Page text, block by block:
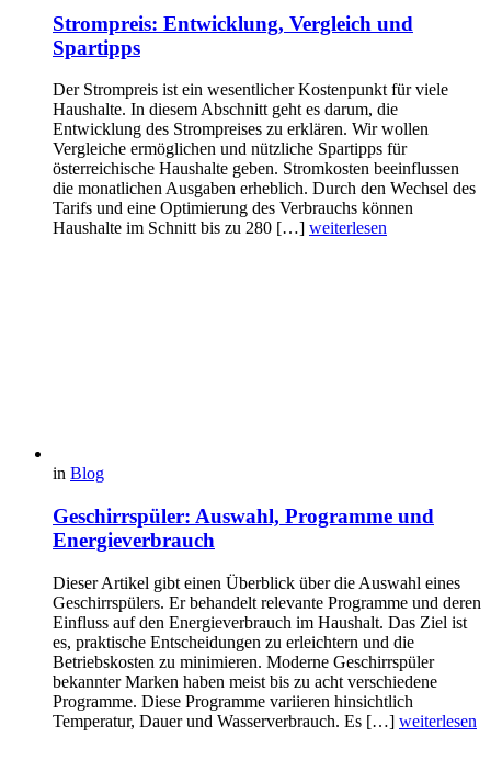
Strompreis: Entwicklung, Vergleich und
Spartipps
Der Strompreis ist ein wesentlicher Kostenpunkt für viele
Haushalte. In diesem Abschnitt geht es darum, die
Entwicklung des Strompreises zu erklären. Wir wollen
Vergleiche ermöglichen und nützliche Spartipps für
österreichische Haushalte geben. Stromkosten beeinflussen
die monatlichen Ausgaben erheblich. Durch den Wechsel des
Tarifs und eine Optimierung des Verbrauchs können
Haushalte im Schnitt bis zu 280 […] weiterlesen
in Blog
Geschirrspüler: Auswahl, Programme und
Energieverbrauch
Dieser Artikel gibt einen Überblick über die Auswahl eines
Geschirrspülers. Er behandelt relevante Programme und deren
Einfluss auf den Energieverbrauch im Haushalt. Das Ziel ist
es, praktische Entscheidungen zu erleichtern und die
Betriebskosten zu minimieren. Moderne Geschirrspüler
bekannter Marken haben meist bis zu acht verschiedene
Programme. Diese Programme variieren hinsichtlich
Temperatur, Dauer und Wasserverbrauch. Es […] weiterlesen